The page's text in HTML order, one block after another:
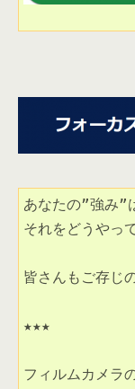
あなたの”強み”
それをどうやっ
皆さんもご存じ
★★★
フィルムカメラ